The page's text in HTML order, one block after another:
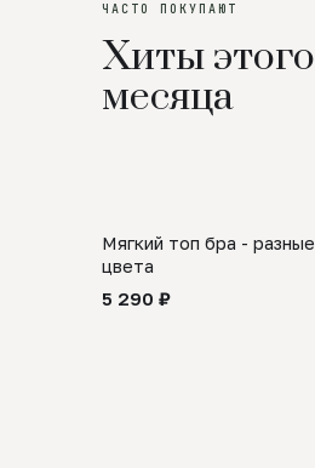
ЧАСТО ПОКУПАЮТ
Хиты этого
месяца
Мягкий топ бра - разные
цвета
5 290 ₽